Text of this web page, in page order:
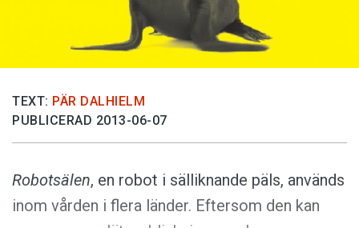
Anmäl till språkpolisen
Föreslå nyord
Annonsera
Prenumerera
TEXT: PÄR DALHIELM
PUBLICERAD 2013-06-07
Robotsälen, en robot i sälliknande päls, används
inom vården i flera länder. Eftersom den kan